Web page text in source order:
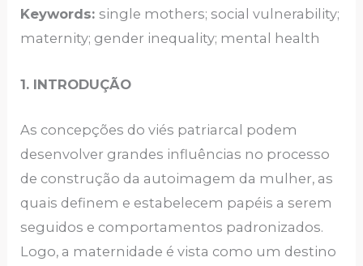
Keywords:single mothers; social vulnerability;
maternity; gender inequality; mental health
1. INTRODUÇÃO
As concepções do viés patriarcal podem
desenvolver grandes influências no processo
de construção da autoimagem da mulher, as
quais definem e estabelecem papéis a serem
seguidos e comportamentos padronizados.
Logo, a maternidade é vista como um destino